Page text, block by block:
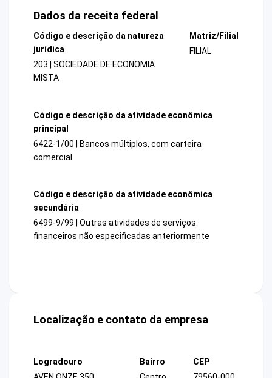
Dados da receita federal
Código e descrição da natureza
jurídica
203 | SOCIEDADE DE ECONOMIA
MISTA
Matriz/Filial
FILIAL
Código e descrição da atividade econômica
principal
6422-1/00 | Bancos múltiplos, com carteira
comercial
Código e descrição da atividade econômica
secundária
6499-9/99 | Outras atividades de serviços
financeiros não especificadas anteriormente
Localização e contato da empresa
Logradouro
Bairro
CEP